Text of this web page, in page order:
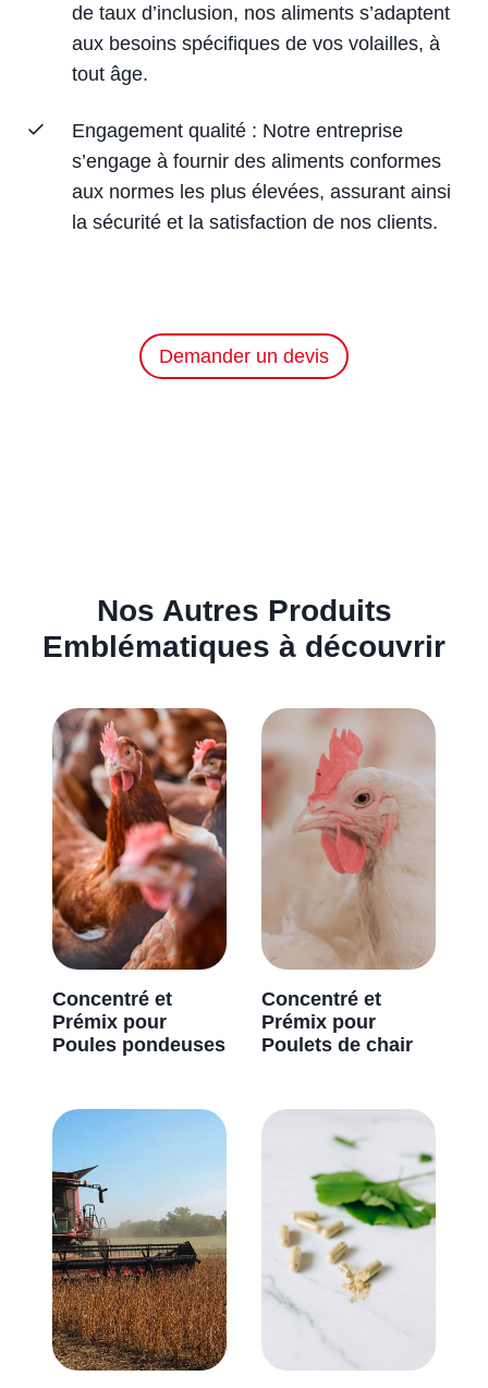
de taux d’inclusion, nos aliments s’adaptent
aux besoins spécifiques de vos volailles, à
tout âge.
Engagement qualité : Notre entreprise
s’engage à fournir des aliments conformes
aux normes les plus élevées, assurant ainsi
la sécurité et la satisfaction de nos clients.
Demander un devis
Nos Autres Produits
Emblématiques à découvrir
Concentré et
Prémix pour
Poules pondeuses
Concentré et
Prémix pour
Poulets de chair